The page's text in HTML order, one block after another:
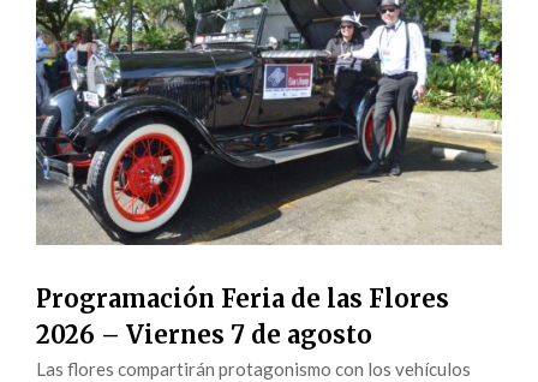
Programación Feria de las Flores
2026 – Viernes 7 de agosto
Las flores compartirán protagonismo con los vehículos